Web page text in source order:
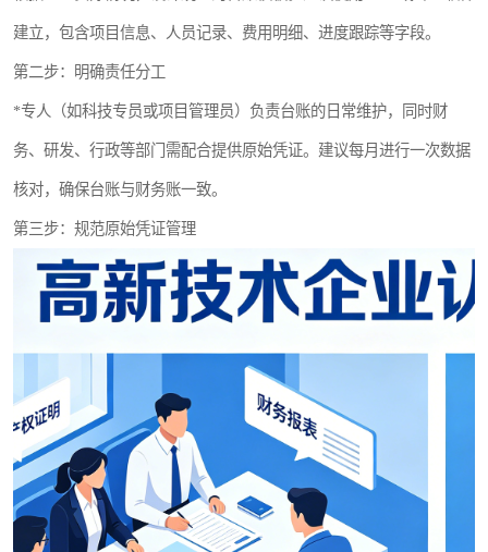
建立，包含项目信息、人员记录、费用明细、进度跟踪等字段。
第二步：明确责任分工
*专人（如科技专员或项目管理员）负责台账的日常维护，同时财
务、研发、行政等部门需配合提供原始凭证。建议每月进行一次数据
核对，确保台账与财务账一致。
第三步：规范原始凭证管理